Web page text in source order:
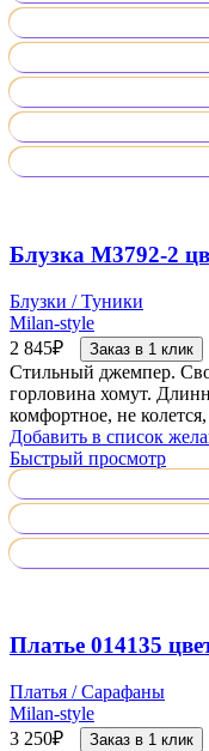
Блузка М3792-2
Блузки / Туники
Milan-style
2 845₽ Заказ в 1 клик
Стильный джемпер.
горловина хомут.
комфортное, не
Добавить в список
Быстрый просмотр
Платье 014135
Платья / Сарафаны
Milan-style
3 250₽ Заказ в 1 клик